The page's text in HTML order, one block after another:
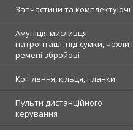
Запчастини та комплектуючі
Амуніція мисливця:
патронташі, під-сумки, чохли і
ремені збройові
Кріплення, кільця, планки
Пульти дистанційного
керування